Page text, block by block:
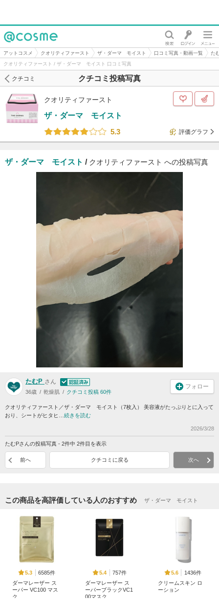
@cosme
アットコスメ クオリティファースト ザ・ダーマ モイスト 口コミ写真・動画一覧
た
クオリティファースト / ザ・ダーマ モイスト 口コミ写真
クチコミ投稿写真
クチコミ
クオリティファースト
ザ・ダーマ モイスト
5.3
評価グラフ
ザ・ダーマ モイスト / クオリティファースト への投稿写真
たむP さん
36歳 乾燥肌 クチコミ投稿 60件
フォロー
クオリティファースト／ザ・ダーマ モイスト（7枚入） 美容液がたっぷりとに入って
おり、シートがヒタヒ… 続きを読む
2026/3/28
たむPさんの投稿写真 - 2件中 2件目を表示
前へ クチコミに戻る 次へ
この商品を高評価している人のおすすめ ザ・ダーマ モイスト
5.3
6585件
ダーマレーザー ス
ーパー VC100 マス
ク
5.4
757件
ダーマレーザー ス
ーパーブラックVC1
00マスク
5.6
1436件
クリームスキン ロ
ーション